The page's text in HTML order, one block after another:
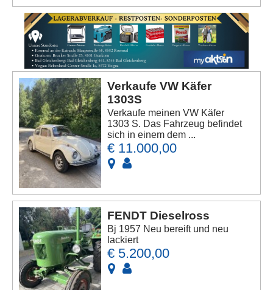
Verkaufe VW Käfer
1303S
Verkaufe meinen VW Käfer
1303 S. Das Fahrzeug befindet
sich in einem dem ...
€ 11.000,00
FENDT Dieselross
Bj 1957 Neu bereift und neu
lackiert
€ 5.200,00